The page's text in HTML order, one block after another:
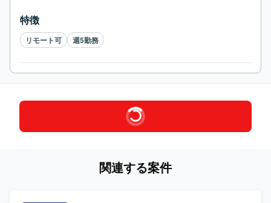
特徴
リモート可 週5勤務
関連する案件